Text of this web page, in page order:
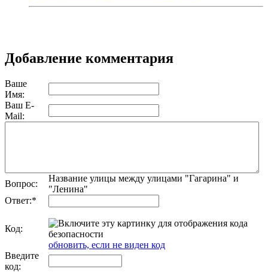
Добавление комментария
Ваше
Имя:
Ваш E-
Mail:
Вопрос:
Название улицы между улицами "Гагарина" и
"Ленина"
Ответ:*
Код:
обновить, если не виден код
Введите
код: